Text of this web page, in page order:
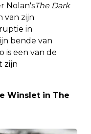
Nolan'sThe Dark
van zijn
in
bende van
is een van de
zijn
Winslet in The